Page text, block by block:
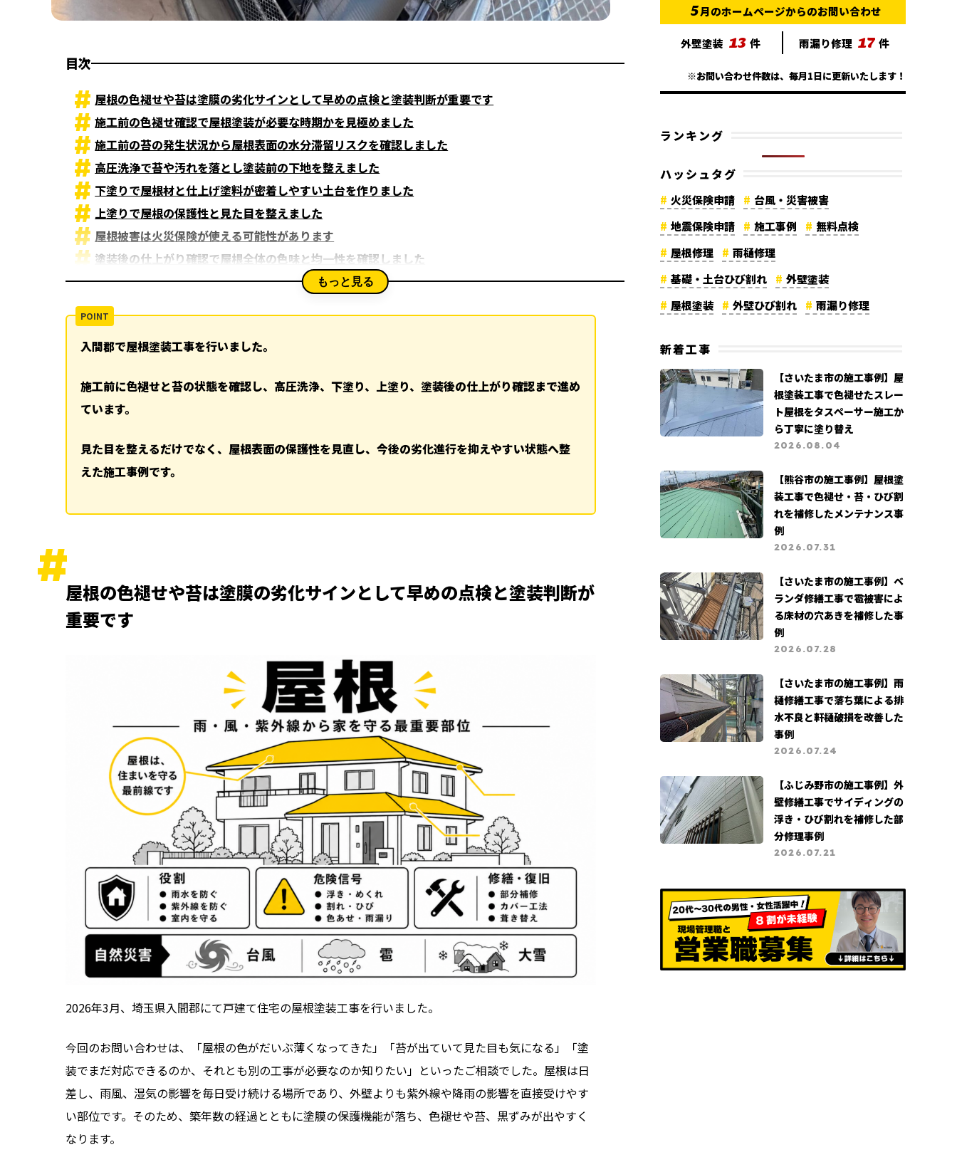
目次
もっと見る
屋根の色褪せや苔は塗膜の劣化サインとして早めの点検と塗装判断が重要です
施工前の色褪せ確認で屋根塗装が必要な時期かを見極めました
施工前の苔の発生状況から屋根表面の水分滞留リスクを確認しました
高圧洗浄で苔や汚れを落とし塗装前の下地を整えました
下塗りで屋根材と仕上げ塗料が密着しやすい土台を作りました
上塗りで屋根の保護性と見た目を整えました
屋根被害は火災保険が使える可能性があります
塗装後の仕上がり確認で屋根全体の色味と均一性を確認しました
細部の最終確認で塗膜の納まりと今後の点検目安を整理しました
関連記事
ランキング
ハッシュタグ
入間郡で屋根塗装工事を行いました。
施工前に色褪せと苔の状態を確認し、高圧洗浄、下塗り、上塗り、塗装後の仕上がり確認まで進め
ています。
見た目を整えるだけでなく、屋根表面の保護性を見直し、今後の劣化進行を抑えやすい状態へ整
えた施工事例です。
屋根の色褪せや苔は塗膜の劣化サインとして早めの点検と塗装判断が
重要です
2026年3月、埼玉県入間郡にて戸建て住宅の屋根塗装工事を行いました。
今回のお問い合わせは、「屋根の色がだいぶ薄くなってきた」「苔が出ていて見た目も気になる」「塗
装でまだ対応できるのか、それとも別の工事が必要なのか知りたい」といったご相談でした。屋根は日
差し、雨風、湿気の影響を毎日受け続ける場所であり、外壁よりも紫外線や降雨の影響を直接受けやす
い部位です。そのため、築年数の経過とともに塗膜の保護機能が落ち、色褪せや苔、黒ずみが出やすく
なります。
5月のホームページからのお問い合わせ
外壁塗装 13 件 雨漏り修理 17 件
※お問い合わせ件数は、毎月1日に更新いたします！
ランキング
ハッシュタグ
火災保険申請
台風・災害被害
地震保険申請
施工事例
無料点検
屋根修理
雨樋修理
基礎・土台ひび割れ
外壁塗装
屋根塗装
外壁ひび割れ
雨漏り修理
軒天修理
カバー工法
メディア紹介
リフォーム費用
大規模修繕工事
高所調査
地震被害
よくある質問
営業職募集
新着工事
【さいたま市の施工事例】屋
根塗装工事で色褪せたスレー
ト屋根をタスペーサー施工か
ら丁寧に塗り替え
2026.08.04
【熊谷市の施工事例】屋根塗
装工事で色褪せ・苔・ひび割
れを補修したメンテナンス事
例
2026.07.31
【さいたま市の施工事例】ベ
ランダ修繕工事で雹被害によ
る床材の穴あきを補修した事
例
2026.07.28
【さいたま市の施工事例】雨
樋修繕工事で落ち葉による排
水不良と軒樋破損を改善した
事例
2026.07.24
【ふじみ野市の施工事例】外
壁修繕工事でサイディングの
浮き・ひび割れを補修した部
分修理事例
2026.07.21